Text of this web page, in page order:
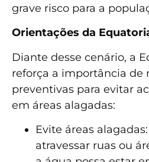
grave risco para a
Orientações da
Diante desse cenário, a
reforça a importância de
preventivas para evitar
em áreas alagadas:
Evite áreas
atravessar ruas ou